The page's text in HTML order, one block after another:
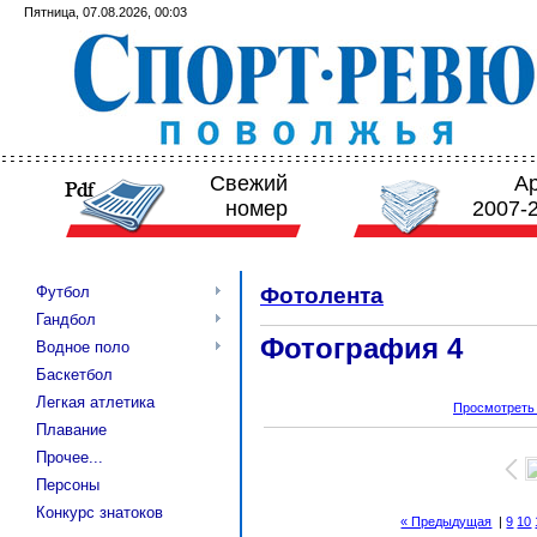
Пятница, 07.08.2026, 00:03
Свежий
номер
2007-
Футбол
Гандбол
Водное поло
Баскетбол
Легкая атлетика
Плавание
Прочее...
Персоны
Конкурс знатоков
Фотолента
Фотография 4
« Предыдущая |9 10